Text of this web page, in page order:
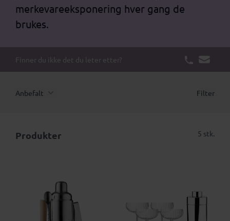
merkevareeksponering hver gang de
brukes.
Finner du ikke det du leter etter?
Anbefalt Filter
Produkter 5 stk.